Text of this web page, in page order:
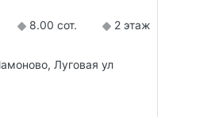
8.00 сот. 2 этаж
Луговая ул